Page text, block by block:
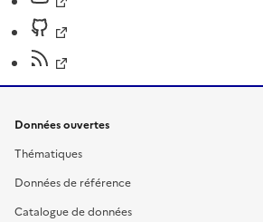
Données ouvertes
Thématiques
Données de référence
Catalogue de données